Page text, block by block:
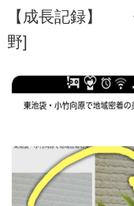
【成長記録】
野]